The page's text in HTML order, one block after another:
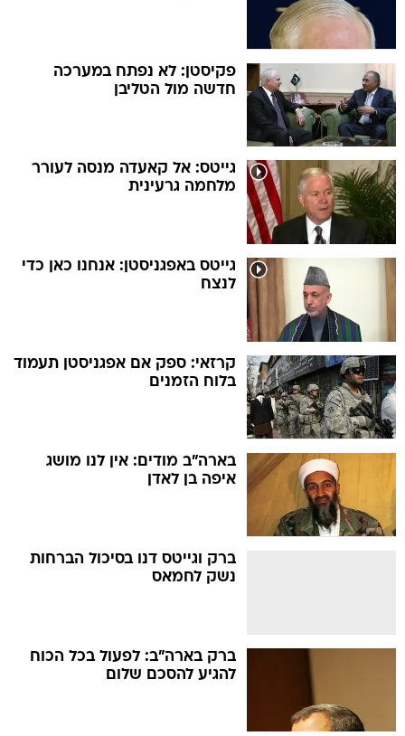
פקיסטן: לא נפתח במערכה
חדשה מול הטליבן
גייטס: אל קאעדה מנסה לעורר
מלחמה גרעינית
גייטס באפגניסטן: אנחנו כאן כדי
לנצח
קרזאי: ספק אם אפגניסטן תעמוד
בלוח הזמנים
בארה"ב מודים: אין לנו מושג
איפה בן לאדן
ברק וגייטס דנו בסיכול הברחות
נשק לחמאס
ברק בארה"ב: לפעול בכל הכוח
להגיע להסכם שלום